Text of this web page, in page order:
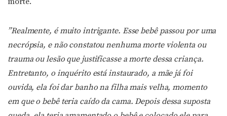
”Realmente, é muito intrigante. Esse bebê passou por uma
necrópsia, e não constatou nenhuma morte violenta ou
trauma ou lesão que justificasse a morte dessa criança.
Entretanto, o inquérito está instaurado, a mãe já foi
ouvida, ela foi dar banho na filha mais velha, momento
em que o bebê teria caído da cama. Depois dessa suposta